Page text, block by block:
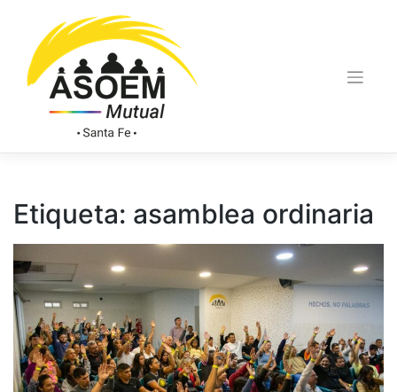
Etiqueta: asamblea ordinaria